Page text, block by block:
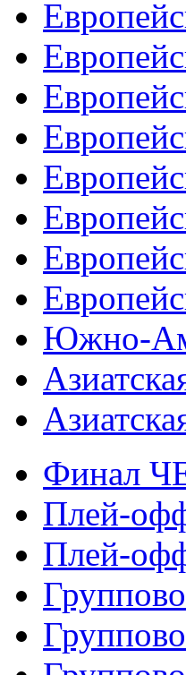
Южно-
Финал
Плей-
Плей-